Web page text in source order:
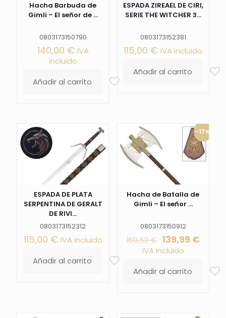
Hacha Barbuda de
Gimli – El señor de ...
0803173150790
140,00 € IVA
incluido
Añadir al carrito
ESPADA ZIREAEL DE CIRI,
SERIE THE WITCHER 3...
0803173152381
115,00 € IVA incluido
Añadir al carrito
ESPADA DE PLATA
SERPENTINA DE GERALT
DE RIVI...
0803173152312
115,00 € IVA incluido
Añadir al carrito
-17%
Hacha de Batalla de
Gimli – El señor ...
0803173150912
169,50€ El
precio
era:
169,50 €.
139,99 €El
es:
IVA incluido
Añadir al carrito